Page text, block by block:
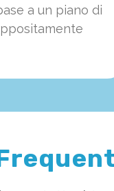
a un piano di